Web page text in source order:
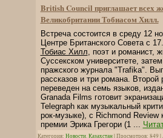
British Council приглашает всех
Великобритании Тобиасом Хилл.
Встреча состоится в среду 12
Центре Британского Совета с
Тобиас Хилл, поэт и романист,
Суссекском университете,
пражского журнала "Trafika".
рассказов и три романа.
переведен на семь языков,
Granada Films готовит
Telegraph как музыкальный
рок-музыке), с Richmond Review
премии Эрика Грегори (1 ...
Категория: Новости. Казахстан| Просмотров: 849 |